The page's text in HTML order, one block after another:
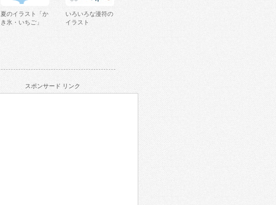
夏のイラスト「か
き氷・いちご」
いろいろな漫符の
イラスト
スポンサード リンク